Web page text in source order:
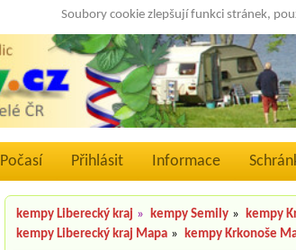
Soubory cookie zlepšují funkci stránek,
Počasí Přihlásit Informace
kempy Liberecký kraj » kempy Semily » kempy
kempy Liberecký kraj Mapa » kempy Krkonoše